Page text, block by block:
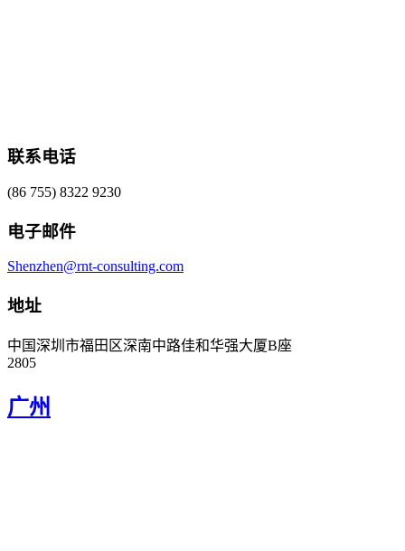
联系电话
(86 755) 8322 9230
电子邮件
Shenzhen@rnt-consulting.com
地址
中国深圳市福田区深南中路佳和华强大厦B座
2805
广州